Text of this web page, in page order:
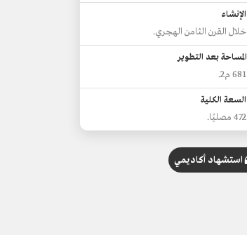
الإنشاء
خلال القرن الثامن الهجري.
المساحة بعد التطوير
681 م2.
السعة الكلية
472 مصليًا.
استشهاد أكاديمي